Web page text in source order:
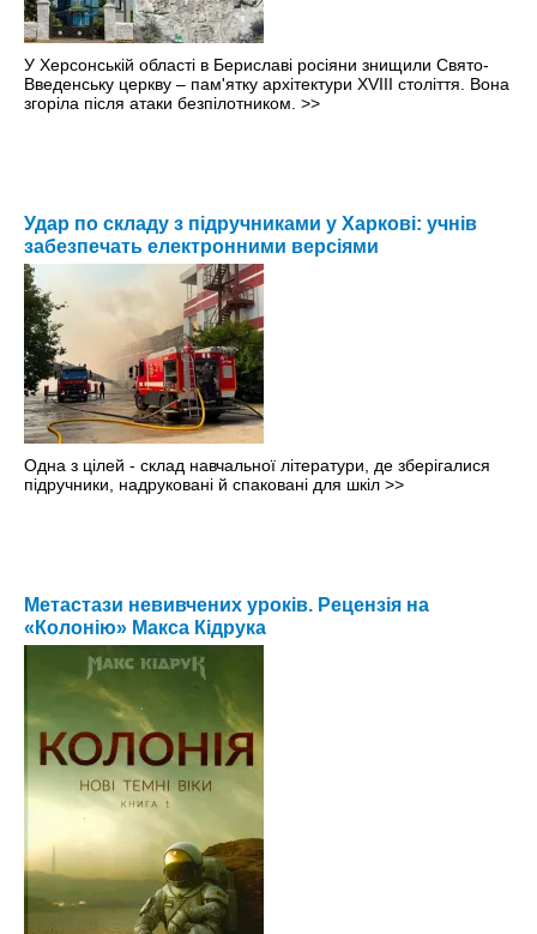
У Херсонській області в Бериславі росіяни знищили Свято-
Введенську церкву – пам'ятку архітектури XVIII століття. Вона
згоріла після атаки безпілотником. >>
Удар по складу з підручниками у Харкові: учнів
забезпечать електронними версіями
Одна з цілей - склад навчальної літератури, де зберігалися
підручники, надруковані й спаковані для шкіл >>
Метастази невивчених уроків. Рецензія на
«Колонію» Макса Кідрука